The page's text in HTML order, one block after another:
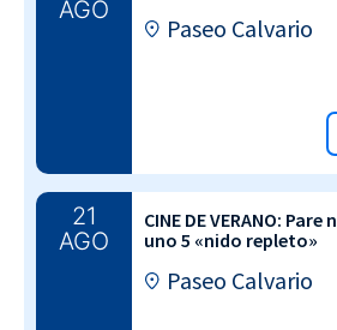
AGO
Paseo Calvario
21
AGO
CINE DE VERANO:
uno 5 «nido repleto»
Paseo Calvario